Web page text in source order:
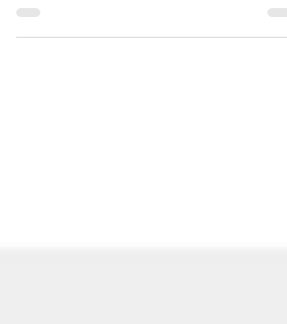
runderneuerten Website.